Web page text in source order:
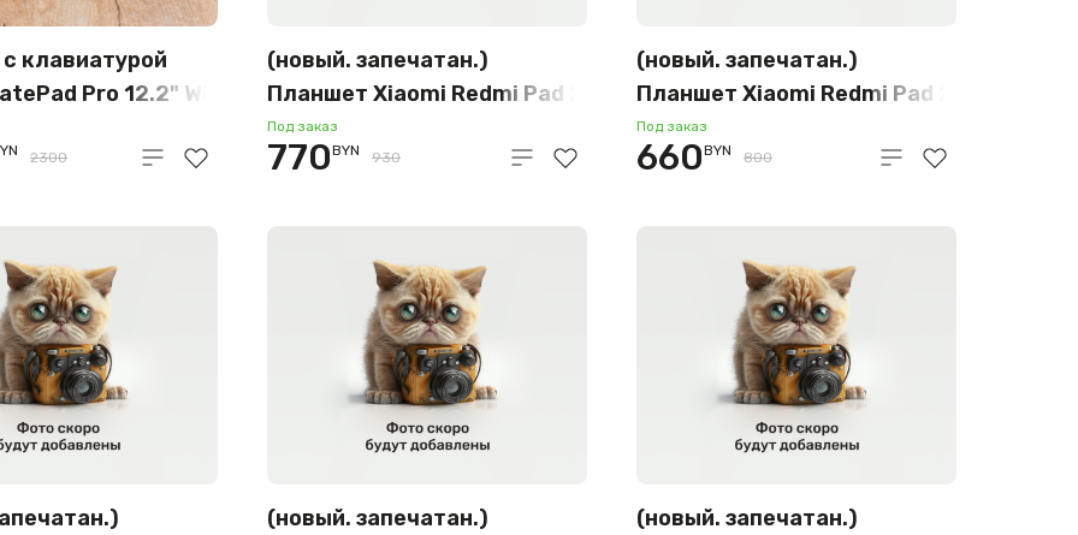
клавиатурой
Pro 12.2" Wi-
12GB/256GB
2300
(новый. запечатан.)
Планшет Xiaomi Redmi Pad 2
4G 8GB/256GB
международная версия
Под заказ
770BYN 930
(новый. запечатан.)
Планшет Xiaomi Redmi Pad 2
8GB/256GB международная
версия (темно-серый)
Под заказ
660BYN 800
(новый. запечатан.)
(новый. запечатан.)